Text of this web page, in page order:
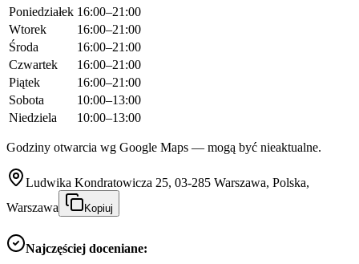
Poniedziałek 16:00–21:00
Wtorek
16:00–21:00
Środa
16:00–21:00
Czwartek
16:00–21:00
Piątek
16:00–21:00
Sobota
10:00–13:00
Niedziela
10:00–13:00
Godziny otwarcia wg Google Maps — mogą być nieaktualne.
Ludwika Kondratowicza 25, 03-285 Warszawa, Polska,
Warszawa
Kopiuj
Najczęściej doceniane: